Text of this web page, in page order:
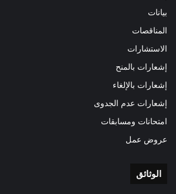
بيانات
المناقصات
الاستشارات
إشعارات بالمنح
إشعارات بالإلغاء
إشعارات عدم الجدوى
امتحانات ومسابقات
عروض عمل
الوثائق